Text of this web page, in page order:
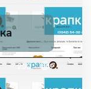
✅ 200 9